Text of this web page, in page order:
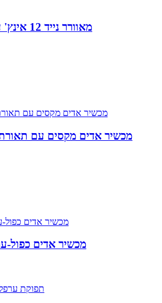
מאוורר נייד 12 אינץ' עם סוללה נשלפת
מכשיר אדים מקסים עם
מכשיר אדים כפול-
● תפוקת ערפל של 600